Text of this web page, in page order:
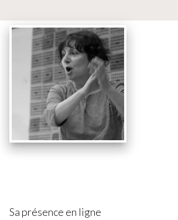
Sa présence en ligne